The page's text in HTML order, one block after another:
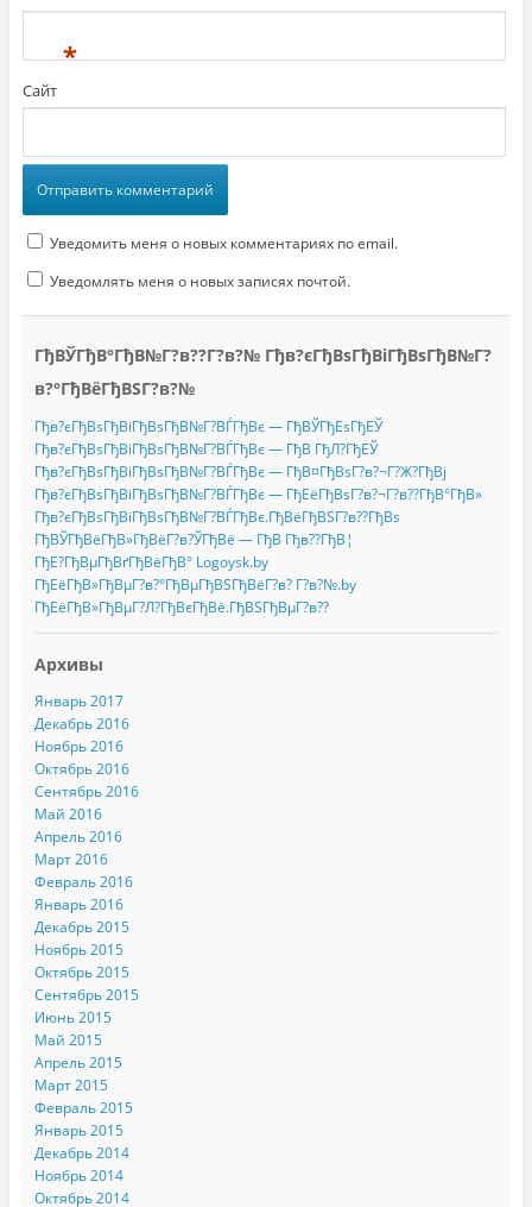
*
Сайт
Уведомить меня о новых комментариях по email.
Уведомлять меня о новых записях почтой.
ГђВЎГђВ°ГђВ№Г?в??Г?в?№ Гђв?єГђВѕГђВіГђВѕГђВ№Г?
в?°ГђВёГђВЅГ?в?№
Гђв?єГђВѕГђВіГђВѕГђВ№Г?ВЃГђВє — ГђВЎГђЕѕГђЕЎ
Гђв?єГђВѕГђВіГђВѕГђВ№Г?ВЃГђВє — ГђВ ГђЛ?ГђЕЎ
Гђв?єГђВѕГђВіГђВѕГђВ№Г?ВЃГђВє — ГђВ¤ГђВѕГ?в?¬Г?Ж?ГђВј
Гђв?єГђВѕГђВіГђВѕГђВ№Г?ВЃГђВє — ГђЕёГђВѕГ?в?¬Г?в??ГђВ°ГђВ»
Гђв?єГђВѕГђВіГђВѕГђВ№Г?ВЃГђВє.ГђВёГђВЅГ?в??ГђВѕ
ГђВЎГђВёГђВ»ГђВёГ?в?ЎГђВё — ГђВ Гђв??ГђВ¦
ГђЕ?ГђВµГђВґГђВёГђВ° Logoysk.by
ГђЕёГђВ»ГђВµГ?в?°ГђВµГђВЅГђВёГ?в? Г?в?№.by
ГђЕёГђВ»ГђВµГ?Л?ГђВєГђВё.ГђВЅГђВµГ?в??
Архивы
Январь 2017
Декабрь 2016
Ноябрь 2016
Октябрь 2016
Сентябрь 2016
Май 2016
Апрель 2016
Март 2016
Февраль 2016
Январь 2016
Декабрь 2015
Ноябрь 2015
Октябрь 2015
Сентябрь 2015
Июнь 2015
Май 2015
Апрель 2015
Март 2015
Февраль 2015
Январь 2015
Декабрь 2014
Ноябрь 2014
Октябрь 2014